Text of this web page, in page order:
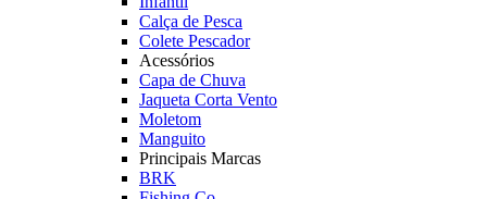
Calça de Pesca
Colete Pescador
Acessórios
Capa de Chuva
Jaqueta Corta Vento
Moletom
Manguito
Principais Marcas
BRK